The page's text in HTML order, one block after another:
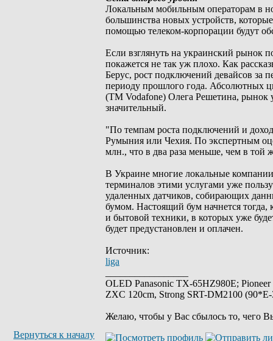
Локальным мобильным операторам в
большинства новых устройств,
помощью телеком-корпорации будут
Если взглянуть на украинский рынок
покажется не так уж плохо. Как
Берус, рост подключений девайсов за
периоду прошлого года. Абсолютных
(ТМ Vodafone) Олега Решетина, рынок
значительный.
"По темпам роста подключений и
Румыния или Чехия. По экспертным
млн., что в два раза меньше, чем в той
В Украине многие локальные
терминалов этими услугами уже
удаленных датчиков, собирающих
бумом. Настоящий бум начнется
и бытовой техники, в которых уже
будет предустановлен и оплачен.
Источник:
liga
OLED Panasonic TX-65HZ980E;
ZXC 120cm, Strong SRT-DM2100
Желаю, чтобы у Вас сбылось то, чего
Вернуться к началу